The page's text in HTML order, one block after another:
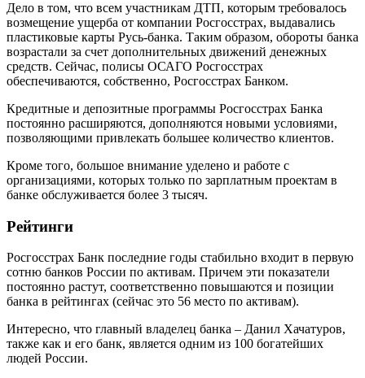
Дело в том, что всем участникам ДТП, которым требовалось
возмещение ущерба от компании Росгосстрах, выдавались
пластиковые карты Русь-банка. Таким образом, обороты банка
возрастали за счет дополнительных движений денежных
средств. Сейчас, полисы ОСАГО Росгосстрах
обеспечиваются, собственно, Росгосстрах Банком.
Кредитные и депозитные программы Росгосстрах Банка
постоянно расширяются, дополняются новыми условиями,
позволяющими привлекать большее количество клиентов.
Кроме того, большое внимание уделено и работе с
организациями, которых только по зарплатным проектам в
банке обслуживается более 3 тысяч.
Рейтинги
Росгосстрах Банк последние годы стабильно входит в первую
сотню банков России по активам. Причем эти показатели
постоянно растут, соответственно повышаются и позиции
банка в рейтингах (сейчас это 56 место по активам).
Интересно, что главный владелец банка – Данил Хачатуров,
также как и его банк, является одним из 100 богатейших
людей России.